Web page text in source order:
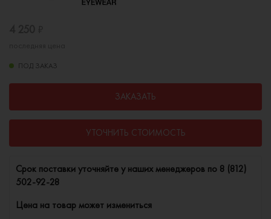
ПОД ЗАКАЗ
ЗАКАЗАТЬ
УТОЧНИТЬ СТОИМОСТЬ
Cрок поставки уточняйте у наших менеджеров по 8 (812)
502-92-28
Цена на товар может измениться